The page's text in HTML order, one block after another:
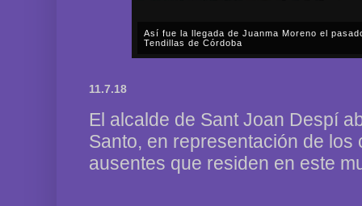
Así fue la llegada de Juanma Moreno el
Tendillas de Córdoba
11.7.18
El alcalde de Sant Joan Despí
Santo, en representación de los
ausentes que residen en este